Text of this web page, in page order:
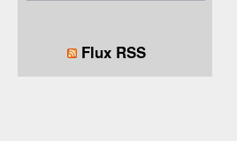
Flux RSS